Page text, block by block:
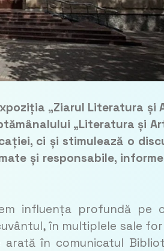
„Ziarul Literatura și
„Literatura și
ci și stimulează o
și responsabile,
influența profundă pe
în multiplele sale
arată în comunicatul